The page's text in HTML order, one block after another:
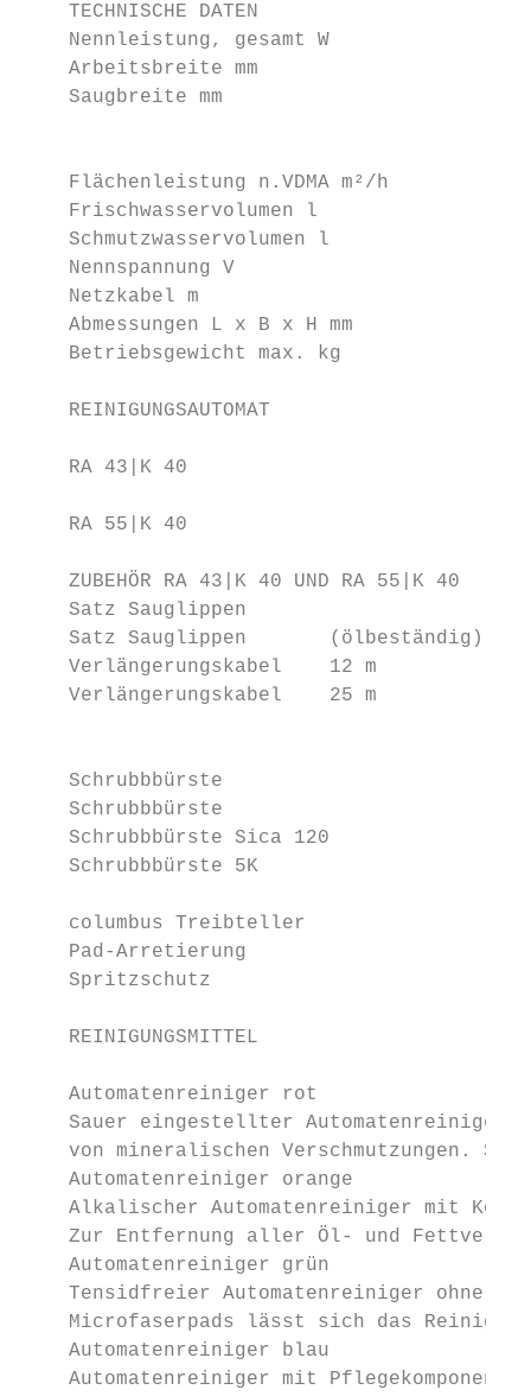
TECHNISCHE DATEN
Nennleistung, gesamt W
Arbeitsbreite mm
Saugbreite mm
Flächenleistung n.VDMA m²/h
Frischwasservolumen l               40
Schmutzwasservolumen l              45
Nennspannung V
Netzkabel m
Abmessungen L x B x H mm
Betriebsgewicht max. kg
REINIGUNGSAUTOMAT
RA 43|K 40
RA 55|K 40
ZUBEHÖR RA 43|K 40 UND RA 55|K 40
Satz Sauglippen
Satz Sauglippen       (ölbeständig)
Verlängerungskabel    12 m
Verlängerungskabel    25 m
Schrubbbürste
Schrubbbürste
Schrubbbürste Sica 120
Schrubbbürste 5K
columbus Treibteller
Pad-Arretierung
Spritzschutz
REINIGUNGSMITTEL
Automatenreiniger rot
Sauer eingestellter Automatenreiniger
von mineralischen Verschmutzungen.
Automatenreiniger orange
Alkalischer Automatenreiniger mit
Zur Entfernung aller Öl- und
Automatenreiniger grün
Tensidfreier Automatenreiniger ohne
Microfaserpads lässt sich das
Automatenreiniger blau
Automatenreiniger mit